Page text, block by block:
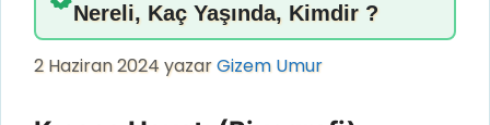
Nereli, Kaç Yaşında, Kimdir ?
2 Haziran 2024yazarGizem Umur